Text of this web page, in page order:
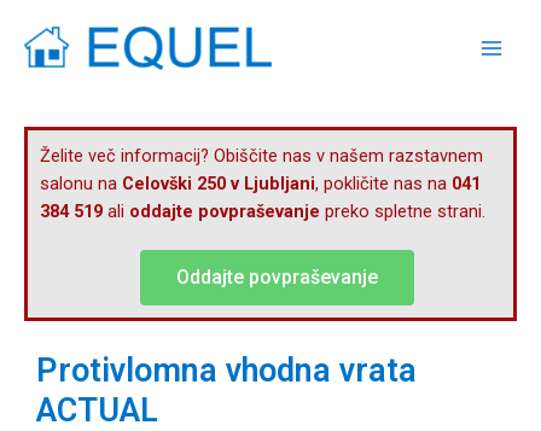
content
Želite več informacij? Obiščite nas v našem razstavnem
salonu na Celovški 250 v Ljubljani, pokličite nas na 041
384 519 ali oddajte povpraševanje preko spletne strani.
Oddajte povpraševanje
Protivlomna vhodna vrata
ACTUAL